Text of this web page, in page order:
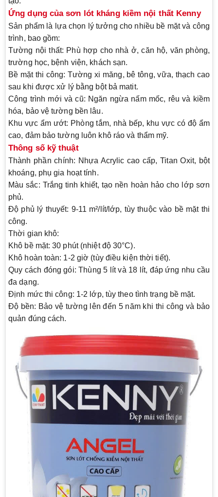
Ứng dụng của sơn lót kháng kiềm nội thất Kenny
Sản phẩm là lựa chọn lý tưởng cho nhiều bề mặt và công
trình, bao gồm:
Tường nội thất: Phù hợp cho nhà ở, căn hộ, văn phòng,
trường học, bệnh viện, khách sạn.
Bề mặt thi công: Tường xi măng, bê tông, vữa, thạch cao
sau khi được xử lý bằng bột bả matit.
Công trình mới và cũ: Ngăn ngừa nấm mốc, rêu và kiềm
hóa, bảo vệ tường bền lâu.
Khu vực ẩm ướt: Phòng tắm, nhà bếp, khu vực có độ ẩm
cao, đảm bảo tường luôn khô ráo và thẩm mỹ.
Thông số kỹ thuật
Thành phần chính: Nhựa Acrylic cao cấp, Titan Oxit, bột
khoáng, phụ gia hoạt tính.
Màu sắc: Trắng tinh khiết, tạo nền hoàn hảo cho lớp sơn
phủ.
Độ phủ lý thuyết: 9-11 m²/lít/lớp, tùy thuộc vào bề mặt thi
công.
Thời gian khô:
Khô bề mặt: 30 phút (nhiệt độ 30°C).
Khô hoàn toàn: 1-2 giờ (tùy điều kiện thời tiết).
Quy cách đóng gói: Thùng 5 lít và 18 lít, đáp ứng nhu cầu
đa dạng.
Định mức thi công: 1-2 lớp, tùy theo tình trạng bề mặt.
Độ bền: Bảo vệ tường lên đến 5 năm khi thi công và bảo
quản đúng cách.